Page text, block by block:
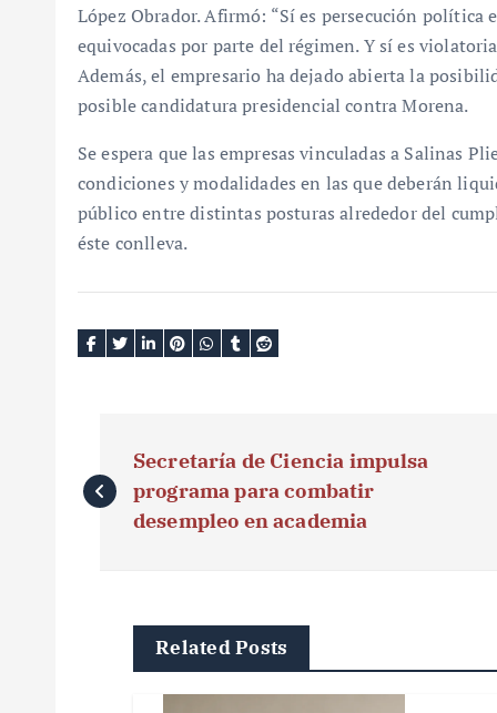
López Obrador. Afirmó: “Sí es persecución
equivocadas por parte del régimen. Y sí es
Además, el empresario ha dejado abierta la
posible candidatura presidencial contra Morena.
Se espera que las empresas vinculadas a Salinas
condiciones y modalidades en las que deberán
público entre distintas posturas alrededor del
éste conlleva.
a
Secretaría de Ciencia impulsa
programa para combatir
desempleo en academia
Related Posts